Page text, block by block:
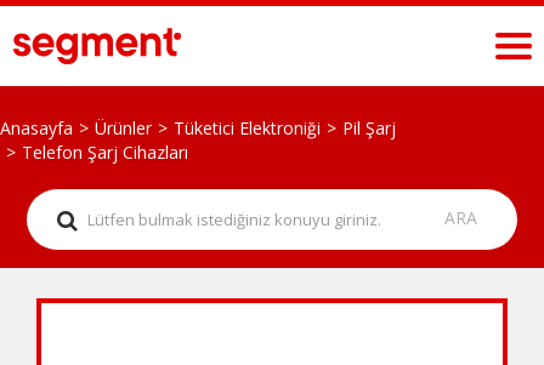
Anasayfa Ürünler Tüketici Elektroniği
Pil Şarj
Telefon Şarj Cihazları